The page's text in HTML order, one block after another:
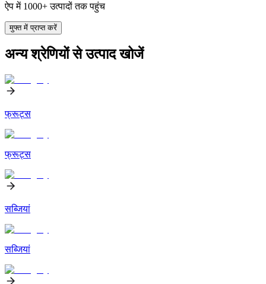
ऐप में 1000+ उत्पादों तक पहुंच
मुफ्त में प्राप्त करें
अन्य श्रेणियों से उत्पाद खोजें
फ्रूट्स
फ्रूट्स
सब्जियां
सब्जियां